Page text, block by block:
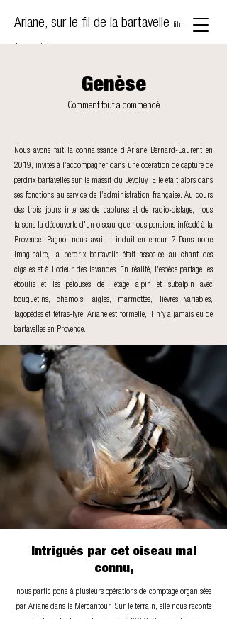
Ariane, sur le fil de la bartavelle film
documentaire
Genèse
Comment tout a commencé
Nous avons fait la connaissance d’Ariane Bernard-Laurent en
2019, invités à l’accompagner dans une opération de capture de
perdrix bartavelles sur le massif du Dévoluy. Elle était alors dans
ses fonctions au service de l’administration française. Au cours
des trois jours intenses de captures et de radio-pistage, nous
faisons la découverte d'un oiseau que nous pensions inféodé à la
Provence. Pagnol nous avait-il induit en erreur ? Dans notre
imaginaire, la perdrix bartavelle était associée au chant des
cigales et à l’odeur des lavandes. En réalité, l'espèce partage les
éboulis et les pelouses de l’étage alpin et subalpin avec
bouquetins, chamois, aigles, marmottes, lièvres variables,
lagopèdes et tétras-lyre. Ariane est formelle, il n’y a jamais eu de
bartavelles en Provence.
Intrigués par cet oiseau mal
connu,
nous participons à plusieurs opérations de comptage organisées
par Ariane dans le Mercantour. Sur le terrain, elle nous raconte